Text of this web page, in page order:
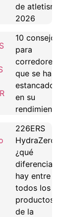
de atletismo
2026
10 consejos
para
corredores
que se han
estancado
en su
rendimiento
226ERS
HydraZero:
¿qué
diferencias
hay entre
todos los
productos
de la